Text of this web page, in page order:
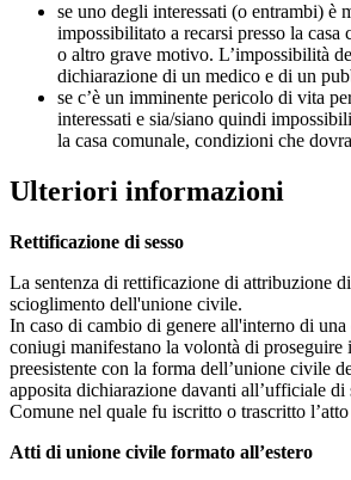
se uno degli interessati (o entrambi) è
impossibilitato a recarsi presso la casa
o altro grave motivo. L’impossibilità
dichiarazione di un medico e di un
se c’è un imminente pericolo di vita
interessati e sia/siano quindi
la casa comunale, condizioni che
Ulteriori informazioni
Rettificazione di sesso
La sentenza di rettificazione di attribuzione
scioglimento dell'unione civile.
In caso di cambio di genere all'interno di una
coniugi manifestano la volontà di proseguire
preesistente con la forma dell’unione civile
apposita dichiarazione davanti all’ufficiale di
Comune nel quale fu iscritto o trascritto
Atti di unione civile formato all’estero